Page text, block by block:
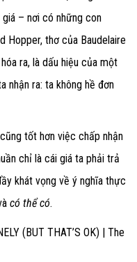
giá – nơi có những con
Hopper, thơ của Baudelaire
ra, là dấu hiệu của một
nhận ra: ta không hề đơn
tốt hơn việc chấp nhận
chỉ là cái giá ta phải trả
khát vọng về ý nghĩa thực
có thể có.
(BUT THAT’S OK) | The